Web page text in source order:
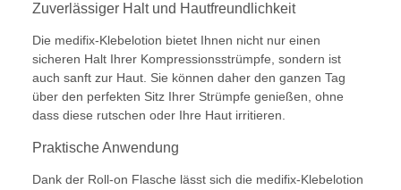
Zuverlässiger Halt und Hautfreundlichkeit
Die medifix-Klebelotion bietet Ihnen nicht nur einen
sicheren Halt Ihrer Kompressionsstrümpfe, sondern ist
auch sanft zur Haut. Sie können daher den ganzen Tag
über den perfekten Sitz Ihrer Strümpfe genießen, ohne
dass diese rutschen oder Ihre Haut irritieren.
Praktische Anwendung
Dank der Roll-on Flasche lässt sich die medifix-Klebelotion